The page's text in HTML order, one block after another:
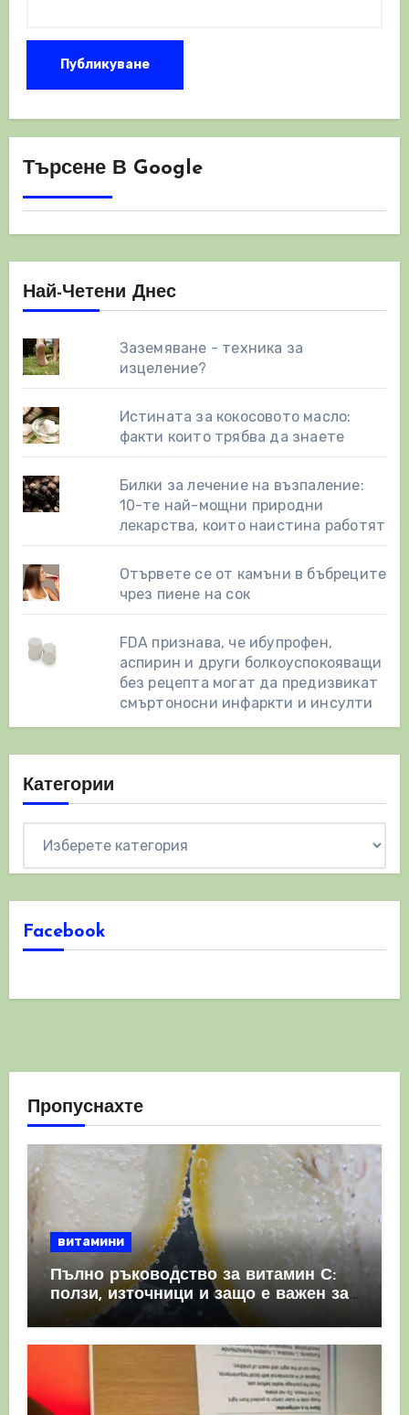
Търсене В Google
Най-Четени Днес
Заземяване - техника за
изцеление?
Истината за кокосовото масло:
факти които трябва да знаете
Билки за лечение на възпаление:
10-те най-мощни природни
лекарства, които наистина работят
Отървете се от камъни в бъбреците
чрез пиене на сок
FDA признава, че ибупрофен,
аспирин и други болкоуспокояващи
без рецепта могат да предизвикат
смъртоносни инфаркти и инсулти
Категории
Facebook
Пропуснахте
витамини
Пълно ръководство за витамин С:
ползи, източници и защо е важен за
имунната система